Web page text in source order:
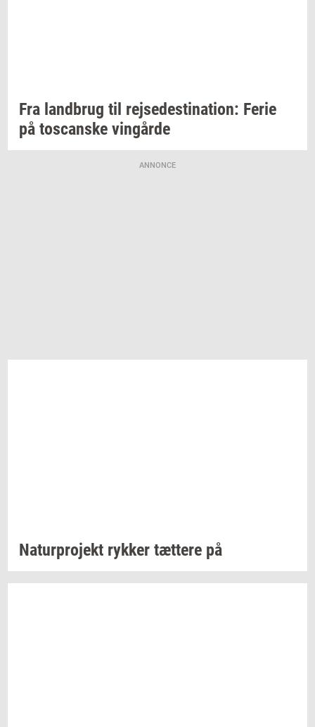
Fra land­brug til rej­se­desti­na­tion: Ferie
på toscan­ske vin­går­de
ANNONCE
Na­tur­pro­jekt ryk­ker tæt­te­re på